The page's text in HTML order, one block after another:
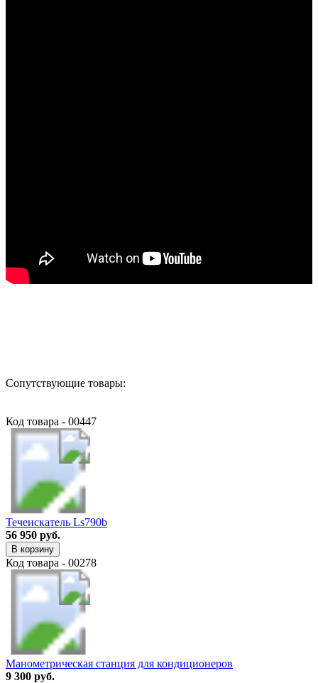
Сопутствующие товары:
Код товара - 00447
Течеискатель Ls790b
56 950 руб.
В корзину
Код товара - 00278
Манометрическая станция для кондиционеров
9 300 руб.